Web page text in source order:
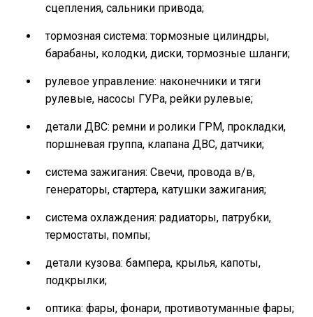
сцепления, сальники привода;
тормозная система: тормозные цилиндры,
барабаны, колодки, диски, тормозные шланги;
рулевое управление: наконечники и тяги
рулевые, насосы ГУРа, рейки рулевые;
детали ДВС: ремни и ролики ГРМ, прокладки,
поршневая группа, клапана ДВС, датчики;
система зажигания: Свечи, провода в/в,
генераторы, стартера, катушки зажигания;
система охлаждения: радиаторы, патрубки,
термостаты, помпы;
детали кузова: бампера, крылья, капоты,
подкрылки;
оптика: фары, фонари, противотуманные фары;